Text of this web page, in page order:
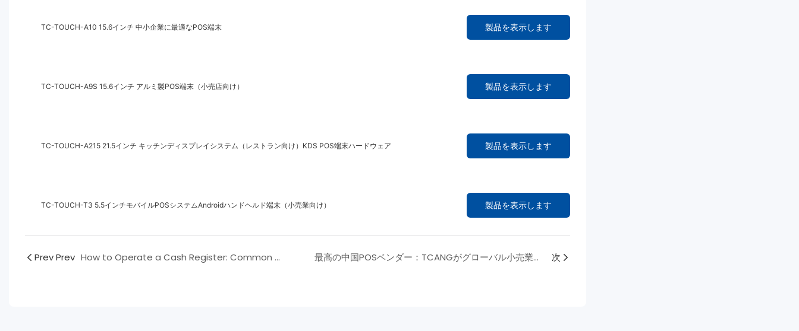
TC-TOUCH-A10 15.6インチ 中小企業に最適なPOS端末 製品を表示します
TC-TOUCH-A9S 15.6インチ アルミ製POS端末（小売店向け） 製品を表示します
TC-TOUCH-A215 21.5インチ キッチンディスプレイシステム（レストラン向け）KDS POS端末ハードウェア 製品を表示します
TC-TOUCH-T3 5.5インチモバイルPOSシステムAndroidハンドヘルド端末（小売業向け） 製品を表示します
Prev Prev How to Operate a Cash Register: Common Mistakes and How to Avoid Them 最高の中国POSベンダー：TCANGがグローバル小売業者にとって賢明な選択である理由 次